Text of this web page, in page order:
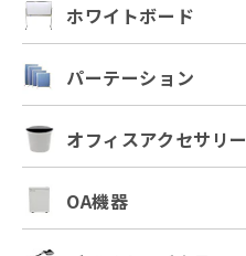
ホワイトボード
パーテーション
オフィスアクセサリー
OA機器